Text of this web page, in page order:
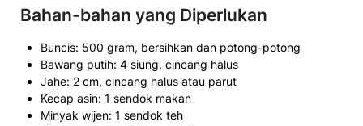
Bahan-bahan yang Diperlukan
Buncis: 500 gram, bersihkan dan potong-potong
Bawang putih: 4 siung, cincang halus
Jahe: 2 cm, cincang halus atau parut
Kecap asin: 1 sendok makan
Minyak wijen: 1 sendok teh